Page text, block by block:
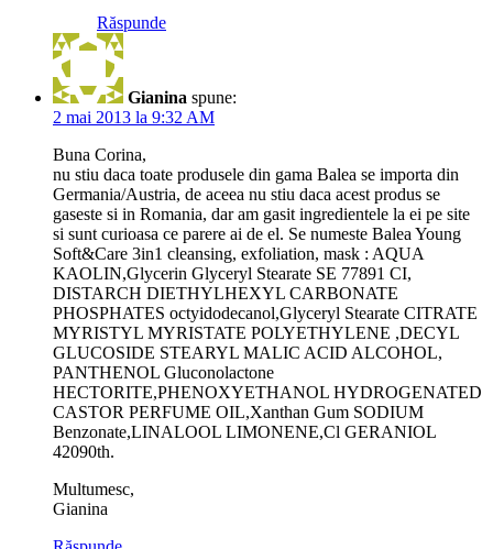
Răspunde
Gianina spune:
2 mai 2013 la 9:32 AM
Buna Corina,
nu stiu daca toate produsele din gama Balea se importa din
Germania/Austria, de aceea nu stiu daca acest produs se
gaseste si in Romania, dar am gasit ingredientele la ei pe site
si sunt curioasa ce parere ai de el. Se numeste Balea Young
Soft&Care 3in1 cleansing, exfoliation, mask : AQUA
KAOLIN,Glycerin Glyceryl Stearate SE 77891 CI,
DISTARCH DIETHYLHEXYL CARBONATE
PHOSPHATES octyidodecanol,Glyceryl Stearate CITRATE
MYRISTYL MYRISTATE POLYETHYLENE ,DECYL
GLUCOSIDE STEARYL MALIC ACID ALCOHOL,
PANTHENOL Gluconolactone
HECTORITE,PHENOXYETHANOL HYDROGENATED
CASTOR PERFUME OIL,Xanthan Gum SODIUM
Benzonate,LINALOOL LIMONENE,Cl GERANIOL
42090th.
Multumesc,
Gianina